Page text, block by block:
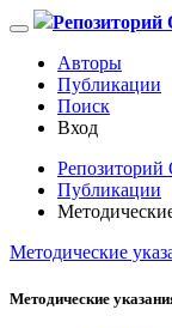
Авторы
Публикации
Поиск
Вход
Публикации
Методические
Методические